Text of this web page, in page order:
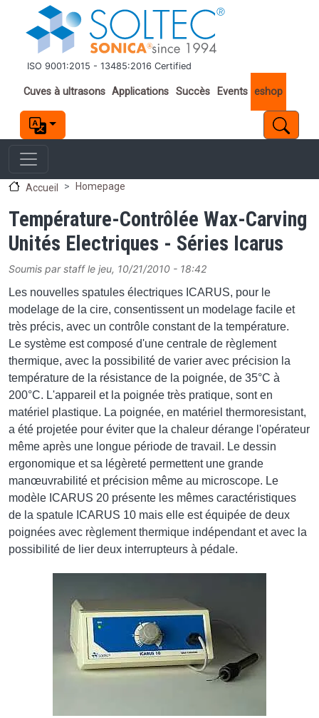
Aller au contenu principal
ISO 9001:2015 - 13485:2016 Certified
Important links
Cuves à ultrasons Applications Succès Events eshop
Accueil Homepage
Température-Contrôlée Wax-Carving
Unités Electriques - Séries Icarus
Soumis parstaffle jeu, 10/21/2010 - 18:42
Les nouvelles spatules électriques ICARUS, pour le
modelage de la cire, consentissent un modelage facile et
très précis, avec un contrôle constant de la température.
Le système est composé d'une centrale de règlement
thermique, avec la possibilité de varier avec précision la
température de la résistance de la poignée, de 35°C à
200°C. L'appareil et la poignée très pratique, sont en
matériel plastique. La poignée, en matériel thermoresistant,
a été projetée pour éviter que la chaleur dérange l'opérateur
même après une longue période de travail. Le dessin
ergonomique et sa légèreté permettent une grande
manœuvrabilité et précision même au microscope. Le
modèle ICARUS 20 présente les mêmes caractéristiques
de la spatule ICARUS 10 mais elle est équipée de deux
poignées avec règlement thermique indépendant et avec la
possibilité de lier deux interrupteurs à pédale.